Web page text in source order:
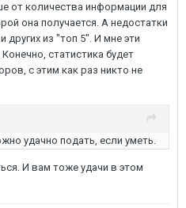
от количества информации для
она получается. А недостатки
других из "топ 5". И мне эти
статистика будет
с этим как раз никто не
удачно подать, если уметь.
И вам тоже удачи в этом